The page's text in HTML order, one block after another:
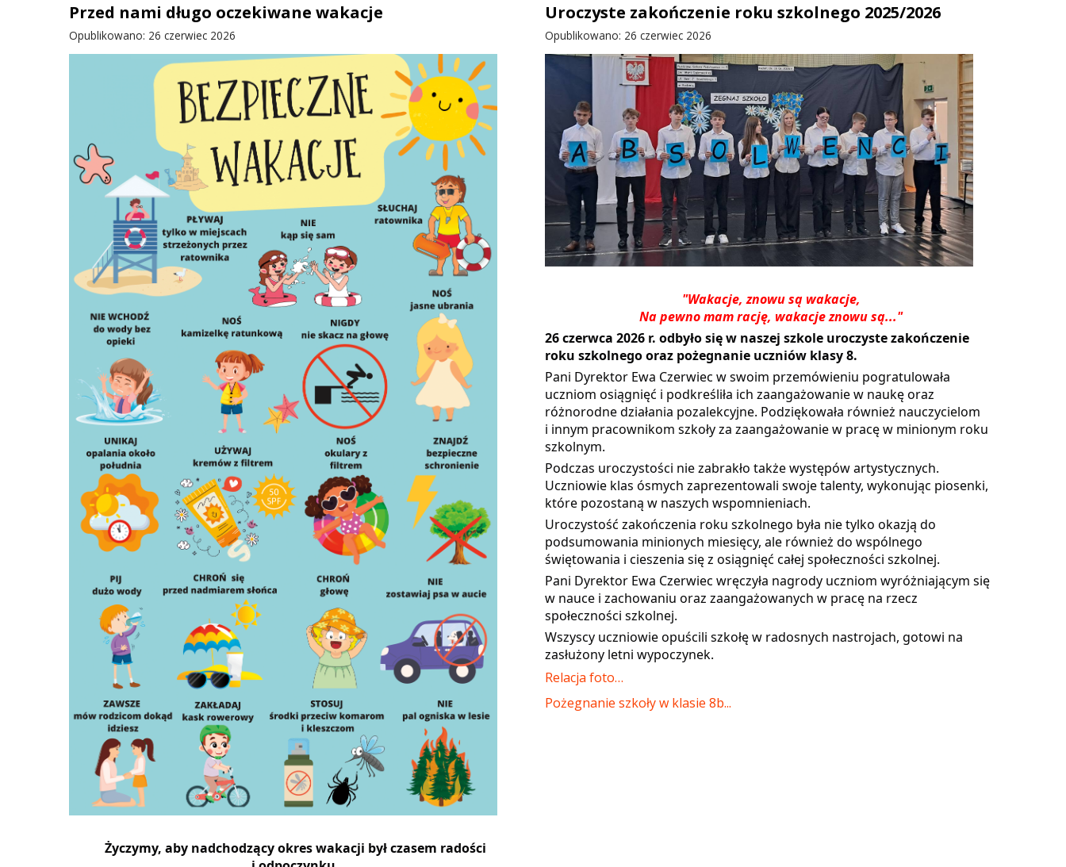
Przed nami długo oczekiwane wakacje
Opublikowano: 26 czerwiec 2026
Życzymy, aby nadchodzący okres wakacji był czasem radości
Uroczyste zakończenie roku szkolnego 2025/2026
Opublikowano: 26 czerwiec 2026
"Wakacje, znowu są wakacje,
Na pewno mam rację, wakacje znowu są..."
26 czerwca 2026 r. odbyło się w naszej szkole uroczyste zakończenie
roku szkolnego oraz pożegnanie uczniów klasy 8.
Pani Dyrektor Ewa Czerwiec w swoim przemówieniu pogratulowała
uczniom osiągnięć i podkreśliła ich zaangażowanie w naukę oraz
różnorodne działania pozalekcyjne. Podziękowała również nauczycielom
i innym pracownikom szkoły za zaangażowanie w pracę w minionym roku
szkolnym.
Podczas uroczystości nie zabrakło także występów artystycznych.
Uczniowie klas ósmych zaprezentowali swoje talenty, wykonując piosenki,
które pozostaną w naszych wspomnieniach.
Uroczystość zakończenia roku szkolnego była nie tylko okazją do
podsumowania minionych miesięcy, ale również do wspólnego
świętowania i cieszenia się z osiągnięć całej społeczności szkolnej.
Pani Dyrektor Ewa Czerwiec wręczyła nagrody uczniom wyróżniającym się
w nauce i zachowaniu oraz zaangażowanych w pracę na rzecz
społeczności szkolnej.
Wszyscy uczniowie opuścili szkołę w radosnych nastrojach, gotowi na
zasłużony letni wypoczynek.
Relacja foto…
Pożegnanie szkoły w klasie 8b...